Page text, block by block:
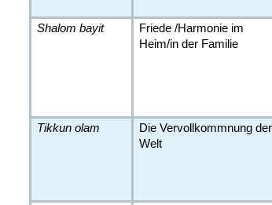
Shalom bayit
Friede /Harmonie im
Heim/in der Familie
Tikkun olam
Die Vervollkommnung der
Welt